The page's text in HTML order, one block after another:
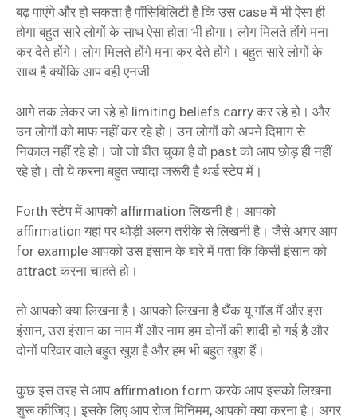
बढ़ पाएंगे और हो सकता है पॉसिबिलिटी है कि उस case में भी ऐसा ही
होगा बहुत सारे लोगों के साथ ऐसा होता भी होगा। लोग मिलते होंगे मना
कर देते होंगे। लोग मिलते होंगे मना कर देते होंगे। बहुत सारे लोगों के
साथ है क्योंकि आप वही एनर्जी
आगे तक लेकर जा रहे हो limiting beliefs carry कर रहे हो। और
उन लोगों को माफ नहीं कर रहे हो। उन लोगों को अपने दिमाग से
निकाल नहीं रहे हो। जो जो बीत चुका है वो past को आप छोड़ ही नहीं
रहे हो। तो ये करना बहुत ज्यादा जरूरी है थर्ड स्टेप में।
Forth स्टेप में आपको affirmation लिखनी है। आपको
affirmation यहां पर थोड़ी अलग तरीके से लिखनी है। जैसे अगर आप
for example आपको उस इंसान के बारे में पता कि किसी इंसान को
attract करना चाहते हो।
तो आपको क्या लिखना है। आपको लिखना है थैंक यू गॉड मैं और इस
इंसान, उस इंसान का नाम मैं और नाम हम दोनों की शादी हो गई है और
दोनों परिवार वाले बहुत खुश है और हम भी बहुत खुश हैं।
कुछ इस तरह से आप affirmation form करके आप इसको लिखना
शुरू कीजिए। इसके लिए आप रोज मिनिमम, आपको क्या करना है। अगर